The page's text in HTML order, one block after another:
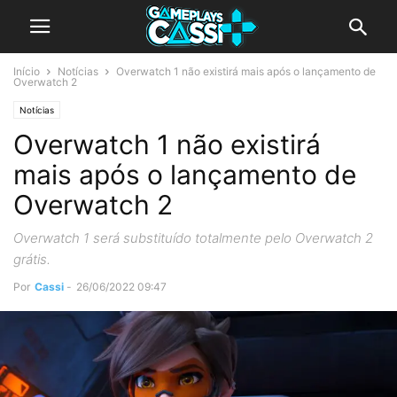
Início Notícias
Overwatch 1 não existirá mais após o lançamento de
Overwatch 2
Notícias
Overwatch 1 não existirá
mais após o lançamento de
Overwatch 2
Overwatch 1 será substituído totalmente pelo Overwatch 2
grátis.
Por Cassi - 26/06/2022 09:47